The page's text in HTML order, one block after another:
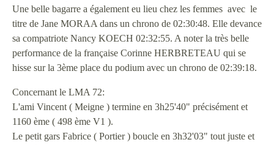
Une belle bagarre a également eu lieu chez les femmes avec le
titre de Jane MORAA dans un chrono de 02:30:48. Elle devance
sa compatriote Nancy KOECH 02:32:55. A noter la très belle
performance de la française Corinne HERBRETEAU qui se
hisse sur la 3ème place du podium avec un chrono de 02:39:18.
Concernant le LMA 72:
L'ami Vincent ( Meigne ) termine en 3h25'40" précisément et
1160 ème ( 498 ème V1 ).
Le petit gars Fabrice ( Portier ) boucle en 3h32'03" tout juste et